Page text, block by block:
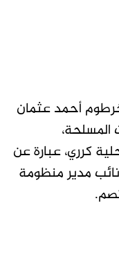
أحمد عثمان
المسلحة،
كرري، عبارة عن
مدير منظومة